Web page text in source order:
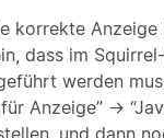
korrekte Anzeige
dass im
werden
Anzeige” ->
und dann